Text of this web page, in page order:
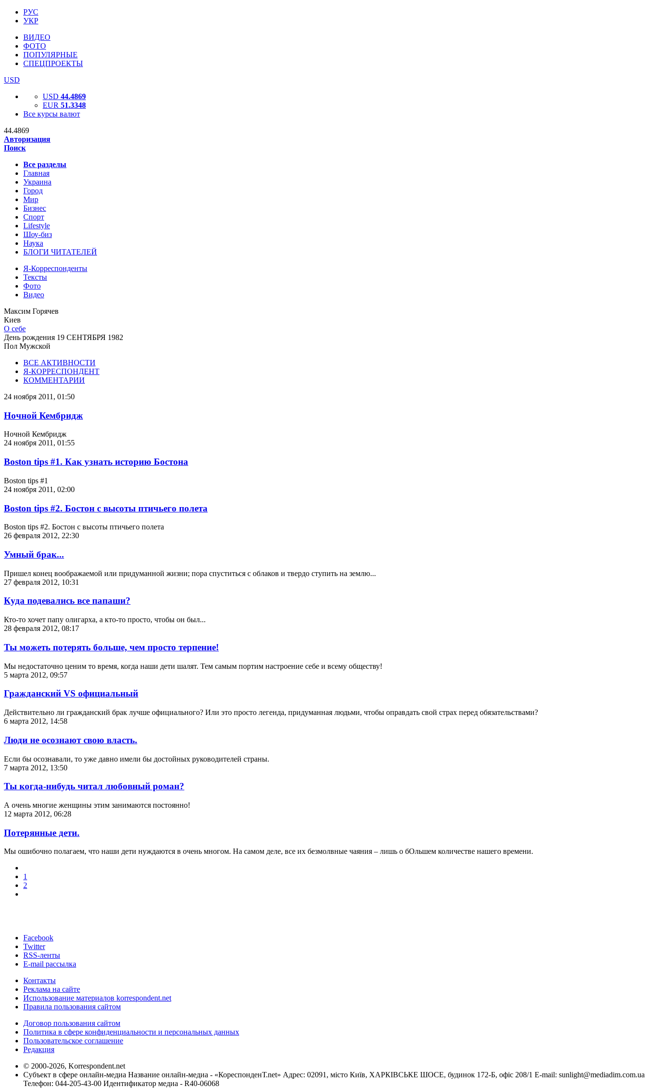
РУС
УКР
ВИДЕО
ФОТО
ПОПУЛЯРНЫЕ
СПЕЦПРОЕКТЫ
USD
USD 44.4869
EUR 51.3348
Все курсы валют
44.4869
Авторизация
Поиск
Все разделы
Главная
Украина
Город
Мир
Бизнес
Спорт
Lifestyle
Шоу-биз
Наука
БЛОГИ ЧИТАТЕЛЕЙ
Я-Корреспонденты
Тексты
Фото
Видео
Максим Горячев
Киев
О себе
День рождения 19 СЕНТЯБРЯ 1982
Пол Мужской
ВСЕ АКТИВНОСТИ
Я-КОРРЕСПОНДЕНТ
КОММЕНТАРИИ
24 ноября 2011, 01:50
Ночной Кембридж
Ночной Кембридж
24 ноября 2011, 01:55
Boston tips #1. Как узнать историю Бостона
Boston tips #1
24 ноября 2011, 02:00
Boston tips #2. Бостон с высоты птичьего полета
Boston tips #2. Бостон с высоты птичьего полета
26 февраля 2012, 22:30
Умный брак...
Пришел конец воображаемой или придуманной жизни; пора спуститься с облаков и твердо ступить на землю...
27 февраля 2012, 10:31
Куда подевались все папаши?
Кто-то хочет папу олигарха, а кто-то просто, чтобы он был...
28 февраля 2012, 08:17
Ты можеть потерять больше, чем просто терпение!
Мы недостаточно ценим то время, когда наши дети шалят. Тем самым портим настроение себе и всему обществу!
5 марта 2012, 09:57
Гражданский VS официальный
Действительно ли гражданский брак лучше официального? Или это просто легенда, придуманная людьми, чтобы оправдать свой страх перед обязательствами?
6 марта 2012, 14:58
Люди не осознают свою власть.
Если бы осознавали, то уже давно имели бы достойных руководителей страны.
7 марта 2012, 13:50
Ты когда-нибудь читал любовный роман?
А очень многие женщины этим занимаются постоянно!
12 марта 2012, 06:28
Потерянные дети.
Мы ошибочно полагаем, что наши дети нуждаются в очень многом. На самом деле, все их безмолвные чаяния – лишь о бОльшем количестве нашего времени.
1
2
Facebook
Twitter
RSS-ленты
E-mail рассылка
Контакты
Реклама на сайте
Использование материалов korrespondent.net
Правила пользования сайтом
Договор пользования сайтом
Политика в сфере конфиденциальности и персональных данных
Пользовательское соглашение
Редакция
© 2000-2026, Korrespondent.net
Субъект в сфере онлайн-медиа Название онлайн-медиа - «КореспонденТ.net» Адрес: 02091, місто Київ, ХАРКІВСЬКЕ ШОСЕ, будинок 172-Б, офіс 208/1 E-mail: sunlight@mediadim.com.ua
Телефон: 044-205-43-00 Идентификатор медиа - R40-06068